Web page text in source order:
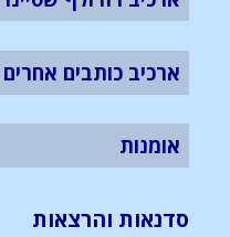
ארכיב כותבים אחרים
אומנות
סדנאות והרצאות